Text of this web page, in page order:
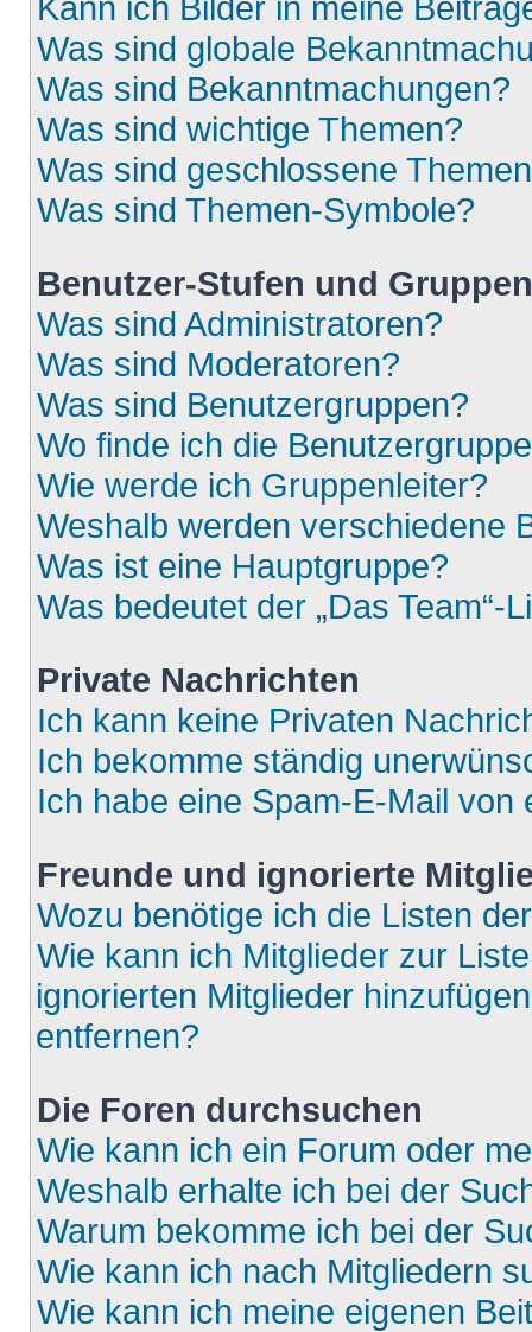
Was sind globale
Was sind Bekanntmachungen?
Was sind wichtige Themen?
Was sind geschlossene
Was sind Themen-Symbole?
Benutzer-Stufen und Gruppen
Was sind Administratoren?
Was sind Moderatoren?
Was sind Benutzergruppen?
Wo finde ich die
Wie werde ich Gruppenleiter?
Weshalb werden verschiedene
Was ist eine Hauptgruppe?
Was bedeutet der „Das Team“-
Private Nachrichten
Ich kann keine Privaten
Ich bekomme ständig
Ich habe eine Spam-E-Mail
Freunde und ignorierte
Wozu benötige ich die Listen
Wie kann ich Mitglieder zur
ignorierten Mitglieder
entfernen?
Die Foren durchsuchen
Wie kann ich ein Forum oder
Weshalb erhalte ich bei der
Warum bekomme ich bei der
Wie kann ich nach Mitgliedern
Wie kann ich meine eigenen